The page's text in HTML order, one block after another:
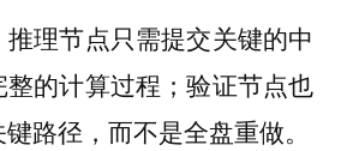
理节点只需提交关键的中
的计算过程；验证节点也
路径，而不是全盘重做。